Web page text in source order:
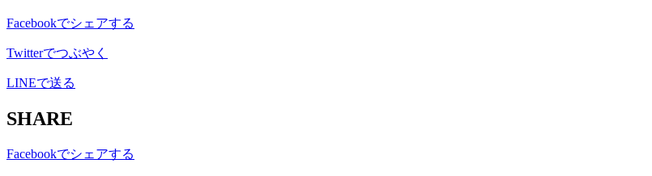
Facebookでシェアする
Twitterでつぶやく
LINEで送る
SHARE
Facebookでシェアする